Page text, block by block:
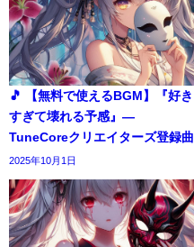
🎵 【無料で使えるBGM】『好き
すぎて壊れる予感』―
TuneCoreクリエイターズ登録曲
2025年10月1日